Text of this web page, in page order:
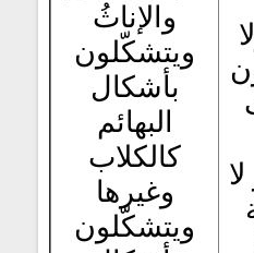
والإناثُ
ويتشكّلون
بأشكال
البهائم
كالكلاب
وغيرها
ويتشكّلون